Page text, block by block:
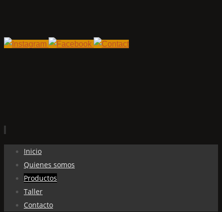
contenido
Inicio
Quienes somos
Productos
Taller
Contacto